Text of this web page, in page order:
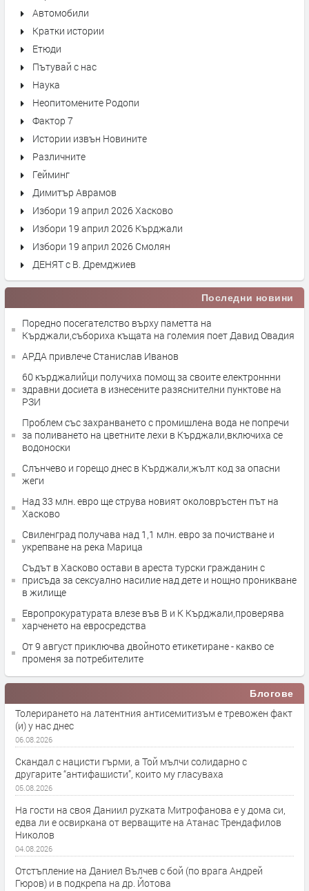
Автомобили
Кратки истории
Етюди
Пътувай с нас
Наука
Неопитомените Родопи
Фактор 7
Истории извън Новините
Различните
Гейминг
Димитър Аврамов
Избори 19 април 2026 Хасково
Избори 19 април 2026 Кърджали
Избори 19 април 2026 Смолян
ДЕНЯТ с В. Дремджиев
Последни новини
Поредно посегателство върху паметта на
Кърджали,събориха къщата на големия поет Давид Овадия
АРДА привлече Станислав Иванов
60 кърджалийци получиха помощ за своите електроннни
здравни досиета в изнесените разяснителни пунктове на
РЗИ
Проблем със захранването с промишлена вода не попречи
за поливането на цветните лехи в Кърджали,включиха се
водоноски
Слънчево и горещо днес в Кърджали,жълт код за опасни
жеги
Над 33 млн. евро ще струва новият околовръстен път на
Хасково
Свиленград получава над 1,1 млн. евро за почистване и
укрепване на река Марица
Съдът в Хасково остави в ареста турски гражданин с
присъда за сексуално насилие над дете и нощно проникване
в жилище
Европрокуратурата влезе във В и К Кърджали,проверява
харченето на евросредства
От 9 август приключва двойното етикетиране - какво се
променя за потребителите
Блогове
Толерирането на латентния антисемитизъм е тревожен факт
(и) у нас днес
06.08.2026
Скандал с нацисти гърми, а Той мълчи солидарно с
другарите “антифашисти”, които му гласуваха
05.08.2026
На гости на своя Даниил руzката Митрофанова е у дома си,
едва ли е освиркана от верващите на Атанас Трендафилов
Николов
04.08.2026
Отстъпление на Даниел Вълчев с бой (по врага Андрей
Гюров) и в подкрепа на др. Йотова